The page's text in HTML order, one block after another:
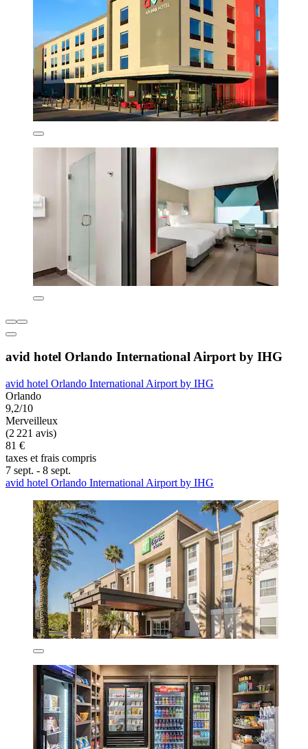
avid hotel Orlando International Airport by IHG
avid hotel Orlando International Airport by IHG
Orlando
9,2/10
Merveilleux
(2 221 avis)
81 €
taxes et frais compris
7 sept. - 8 sept.
avid hotel Orlando International Airport by IHG